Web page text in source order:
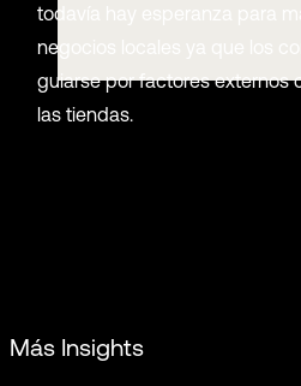
todavía hay esperanza para
negocios locales ya que los
guiarse por factores externos
las tiendas.
Más Insights